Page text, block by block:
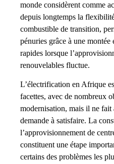
monde considèrent comme
depuis longtemps la
combustible de transition,
pénuries grâce à une montée
rapides lorsque
renouvelables fluctue.
L’électrification en Afrique
facettes, avec de nombreux
modernisation, mais il ne
demande à satisfaire. La
l’approvisionnement de
constituent une étape
certains des problèmes les